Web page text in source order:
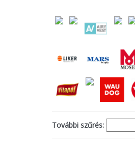
További szűrés: